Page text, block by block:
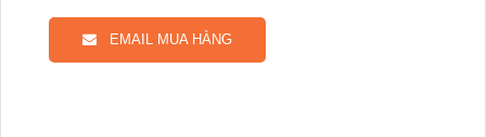
EMAIL MUA HÀNG